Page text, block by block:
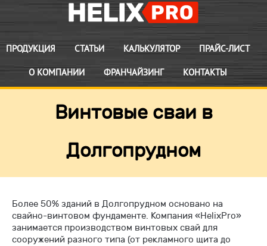
ПРОДУКЦИЯ СТАТЬИ КАЛЬКУЛЯТОР ПРАЙС-ЛИСТ
О КОМПАНИИ ФРАНЧАЙЗИНГ КОНТАКТЫ
Винтовые сваи в
Долгопрудном
Более 50% зданий в Долгопрудном основано на
свайно-винтовом фундаменте. Компания «HelixPro»
занимается производством винтовых свай для
сооружений разного типа (от рекламного щита до